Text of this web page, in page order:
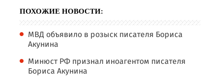
ПОХОЖИЕ НОВОСТИ:
МВД объявило в розыск писателя Бориса
Акунина
Минюст РФ признал иноагентом писателя
Бориса Акунина